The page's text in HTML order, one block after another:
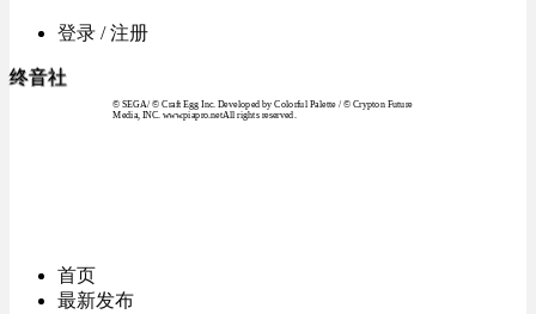
登录 / 注册
终音社
© SEGA / © Craft Egg Inc. Developed by Colorful Palette / © Crypton Future
Media, INC. www.piapro.netAll rights reserved.
首页
最新发布